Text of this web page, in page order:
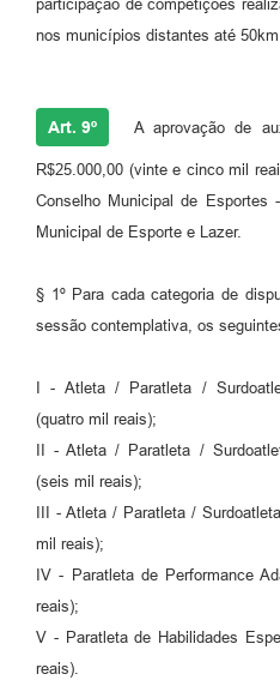
participação de competições
nos municípios distantes até
Art. 9º A aprovação de
R$25.000,00 (vinte e cinco mil
Conselho Municipal de Esportes
Municipal de Esporte e Lazer.
§ 1º Para cada categoria de
sessão contemplativa, os
I - Atleta / Paratleta /
(quatro mil reais);
II - Atleta / Paratleta /
(seis mil reais);
III - Atleta / Paratleta /
mil reais);
IV - Paratleta de Performance
reais);
V - Paratleta de Habilidades
reais).